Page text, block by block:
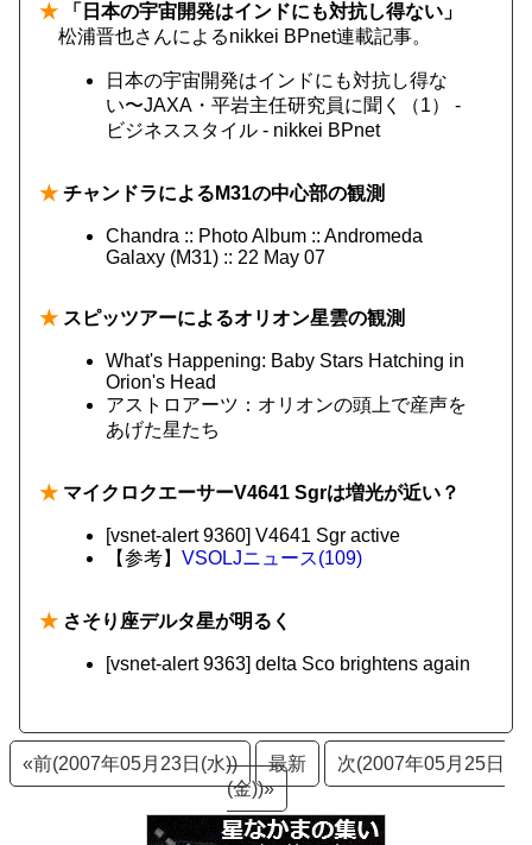
★ 「日本の宇宙開発はインドにも対抗し得ない」
松浦晋也さんによるnikkei BPnet連載記事。
日本の宇宙開発はインドにも対抗し得な
い〜JAXA・平岩主任研究員に聞く（1） -
ビジネススタイル - nikkei BPnet
★ チャンドラによるM31の中心部の観測
Chandra :: Photo Album :: Andromeda
Galaxy (M31) :: 22 May 07
★ スピッツアーによるオリオン星雲の観測
What's Happening: Baby Stars Hatching in
Orion's Head
アストロアーツ：オリオンの頭上で産声を
あげた星たち
★ マイクロクエーサーV4641 Sgrは増光が近い？
[vsnet-alert 9360] V4641 Sgr active
【参考】 VSOLJニュース(109)
★ さそり座デルタ星が明るく
[vsnet-alert 9363] delta Sco brightens again
«前(2007年05月23日(水)) 最新
次(2007年05月25日
(金))»